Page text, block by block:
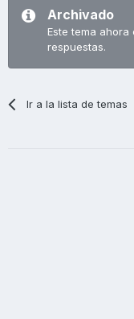
Archivado
Este tema
respuestas.
Ir a la lista de temas